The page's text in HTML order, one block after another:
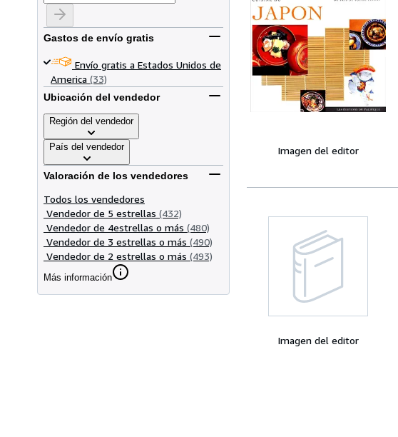
Gastos de envío gratis
Envío gratis a Estados Unidos de
America (33)
Ubicación del vendedor
Región del vendedor
País del vendedor
Valoración de los vendedores
Todos los vendedores
Vendedor de 5 estrellas (432)
Vendedor de 4estrellas o más (480)
Vendedor de 3 estrellas o más (490)
Vendedor de 2 estrellas o más (493)
Más información
Imagen del editor
Imagen del editor